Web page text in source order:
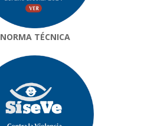
NORMA TÉCNICA